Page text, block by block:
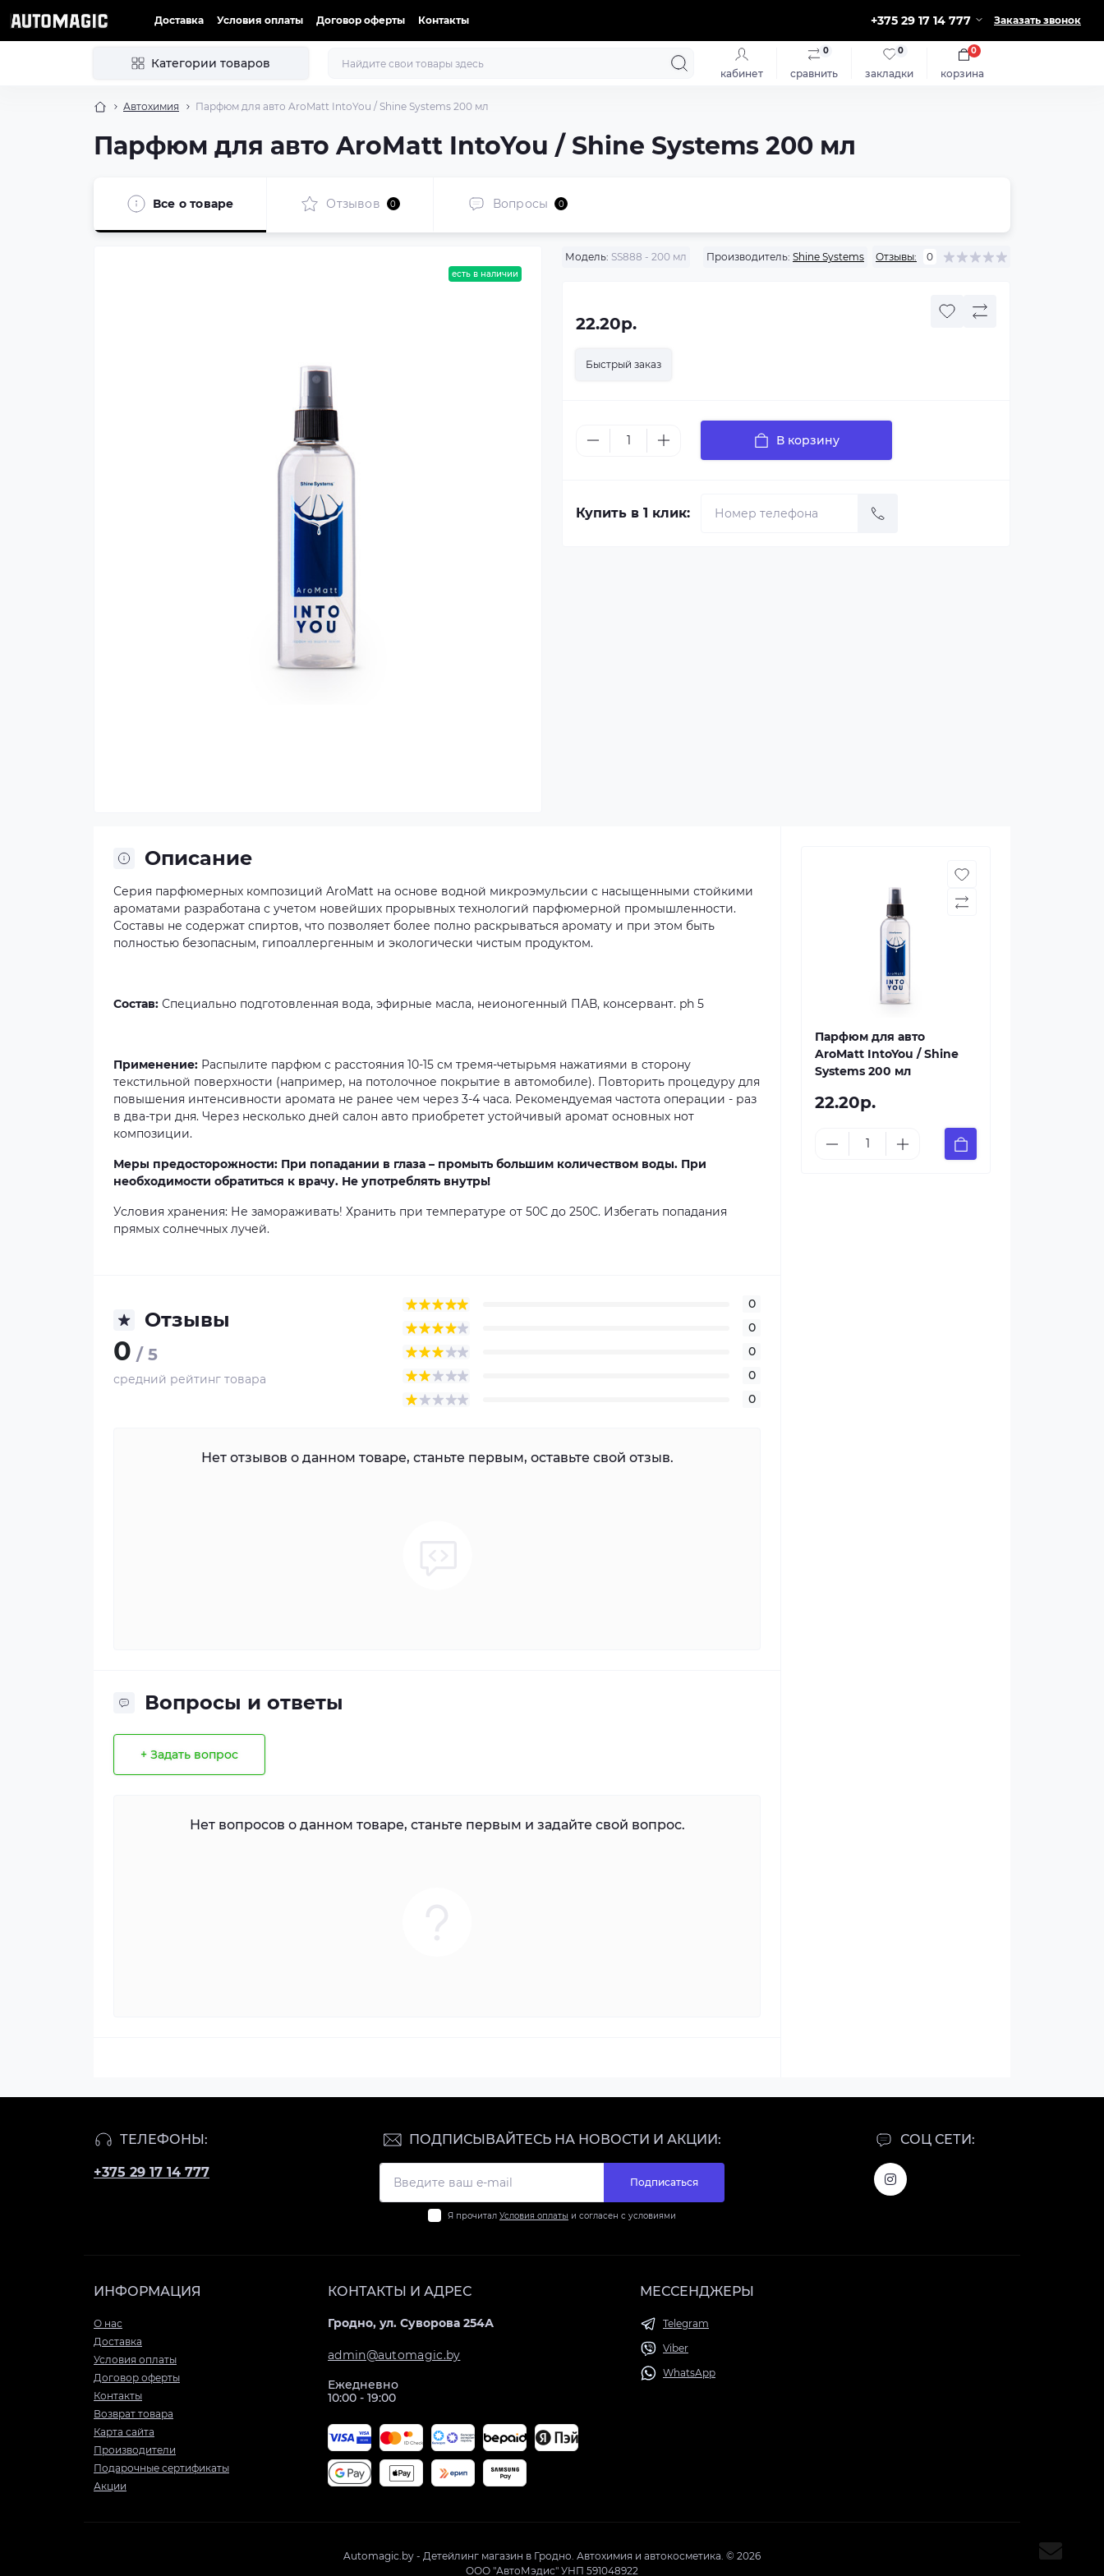
Доставка Условия оплаты Договор оферты Контакты +375 29 17 14 777 Заказать звонок
Категории товаров
кабинет сравнить
0
закладки
0
корзина
0
Автохимия Парфюм для авто AroMatt IntoYou / Shine Systems 200 мл
Парфюм для авто AroMatt IntoYou / Shine Systems 200 мл
Все о товаре Отзывов 0 Вопросы 0
есть в наличии
Модель: SS888 - 200 мл Производитель: Shine Systems Отзывы: 0
22.20р.
Быстрый заказ
В корзину
Купить в 1 клик:
Описание
Серия парфюмерных композиций AroMatt на основе водной микроэмульсии с насыщенными стойкими
ароматами разработана с учетом новейших прорывных технологий парфюмерной промышленности.
Составы не содержат спиртов, что позволяет более полно раскрываться аромату и при этом быть
полностью безопасным, гипоаллергенным и экологически чистым продуктом.
Состав: Специально подготовленная вода, эфирные масла, неионогенный ПАВ, консервант. ph 5
Применение: Распылите парфюм с расстояния 10-15 см тремя-четырьмя нажатиями в сторону
текстильной поверхности (например, на потолочное покрытие в автомобиле). Повторить процедуру для
повышения интенсивности аромата не ранее чем через 3-4 часа. Рекомендуемая частота операции - раз
в два-три дня. Через несколько дней салон авто приобретет устойчивый аромат основных нот
композиции.
Меры предосторожности: При попадании в глаза – промыть большим количеством воды. При
необходимости обратиться к врачу. Не употреблять внутрь!
Условия хранения: Не замораживать! Хранить при температуре от 50С до 250С. Избегать попадания
прямых солнечных лучей.
Отзывы
0 / 5
средний рейтинг товара
0
0
0
0
0
Нет отзывов о данном товаре, станьте первым, оставьте свой отзыв.
Вопросы и ответы
+ Задать вопрос
Нет вопросов о данном товаре, станьте первым и задайте свой вопрос.
Парфюм для авто
AroMatt IntoYou / Shine
Systems 200 мл
22.20р.
ТЕЛЕФОНЫ:
+375 29 17 14 777
СОЦ СЕТИ:
ПОДПИСЫВАЙТЕСЬ НА НОВОСТИ И АКЦИИ:
Подписаться
Я прочитал Условия оплаты и согласен с условиями
ИНФОРМАЦИЯ
О нас
Доставка
Условия оплаты
Договор оферты
Контакты
Возврат товара
Карта сайта
Производители
Подарочные сертификаты
Акции
КОНТАКТЫ И АДРЕС
Гродно, ул. Суворова 254А
admin@automagic.by
Ежедневно
10:00 - 19:00
МЕССЕНДЖЕРЫ
Telegram
Viber
WhatsApp
Automagic.by - Детейлинг магазин в Гродно. Автохимия и автокосметика. © 2026
ООО "АвтоМэдис" УНП 591048922